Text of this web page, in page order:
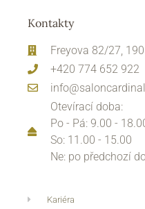
Kontakty
Freyova 82/27,
+420 774 652 922
Otevírací doba:
Po - Pá: 9.00 -
So: 11.00 - 15.00
Ne: po předchozí
Kariéra